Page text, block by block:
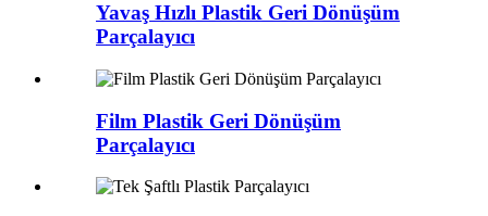
Yavaş Hızlı Plastik Geri Dönüşüm
Parçalayıcı
Film Plastik Geri Dönüşüm
Parçalayıcı